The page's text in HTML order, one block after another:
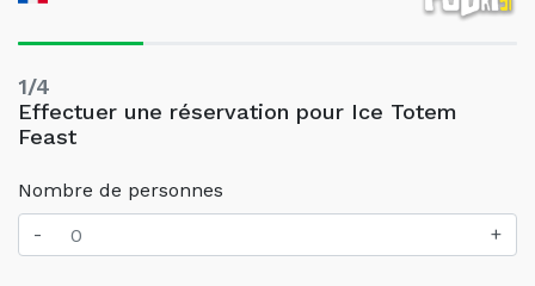
1/4
Effectuer une réservation pour Ice Totem
Feast
Nombre de personnes
-
+